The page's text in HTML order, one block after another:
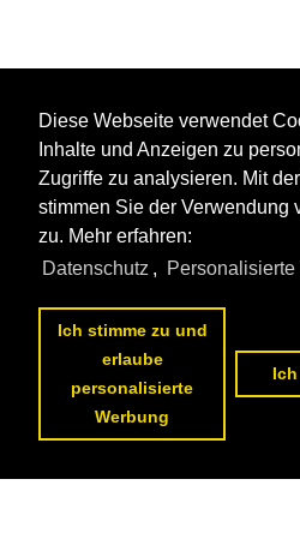
Diese Webseite verwendet
Inhalte und Anzeigen zu
Zugriffe zu analysieren. Mit
stimmen Sie der Verwendung
zu. Mehr erfahren:
Datenschutz , Personalisierte
Ich stimme zu und
erlaube
personalisierte
Werbung